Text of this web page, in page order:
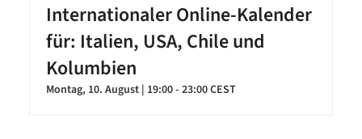
Internationaler Online-Kalender
für: Italien, USA, Chile und
Kolumbien
Montag, 10. August | 19:00- 23:00CEST